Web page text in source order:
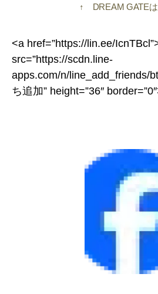
↑ DREAM GATEは
<a href=”https://lin.ee/
src=”https://scdn.line-
apps.com/n/line_add_friends/
ち追加” height=”36″